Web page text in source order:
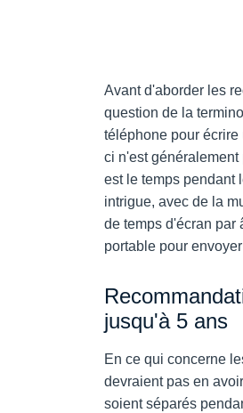
Avant d'aborder les
question de la
téléphone pour
ci n'est
est le temps pendant
intrigue, avec de la
de temps d'écran par
portable pour
jusqu'à 5 ans
En ce qui concerne
devraient pas en
soient séparés